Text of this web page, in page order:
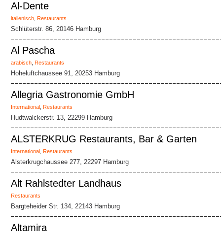
Al-Dente
italienisch Restaurants
Schlüterstr. 86, 20146 Hamburg
Al Pascha
arabisch Restaurants
Hoheluftchaussee 91, 20253 Hamburg
Allegria Gastronomie GmbH
International Restaurants
Hudtwalckerstr. 13, 22299 Hamburg
ALSTERKRUG Restaurants, Bar & Garten
International Restaurants
Alsterkrugchaussee 277, 22297 Hamburg
Alt Rahlstedter Landhaus
Restaurants
Bargteheider Str. 134, 22143 Hamburg
Altamira